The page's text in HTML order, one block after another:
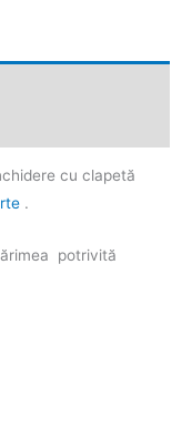
cu clapetă
.
potrivită